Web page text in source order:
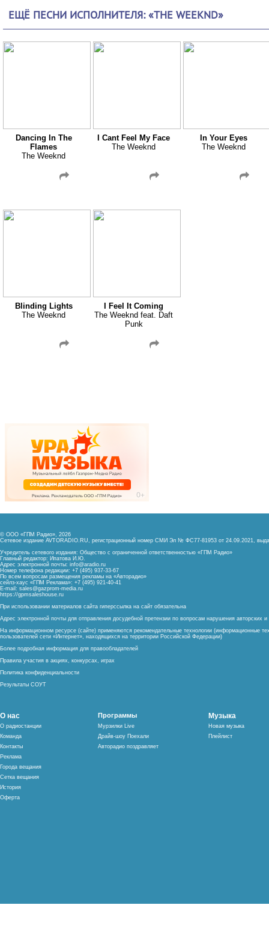
ЕЩЁ ПЕСНИ ИСПОЛНИТЕЛЯ: «THE WEEKND»
Dancing In The
Flames
The Weeknd
I Cant Feel My Face
The Weeknd
In Your Eyes
The Weeknd
Blinding Lights
The Weeknd
I Feel It Coming
The Weeknd feat. Daft
Punk
© ООО «ГПМ Радио», 2026
Сетевое издание AVTORADIO.RU, регистрационный номер СМИ Эл № ФС77-81953 от 24.09.2021,
Учредитель сетевого издания: Общество с ограниченной ответственностью «ГПМ Радио»
Главный редактор: Ипатова И.Ю.
Адрес электронной почты: info@aradio.ru
Номер телефона редакции: +7 (495) 937-33-67
По всем вопросам размещения рекламы на «Авторадио»
сейлз-хаус «ГПМ Реклама»: +7 (495) 921-40-41
E-mail: sales@gazprom-media.ru
https://gpmsaleshouse.ru
При использовании материалов сайта гиперссылка на сайт обязательна
Адрес электронной почты для отправления досудебной претензии по вопросам нарушения авторских
На информационном ресурсе (сайте) применяются рекомендательные технологии (информационные
пользователей сети «Интернет», находящихся на территории Российской Федерации)
Более подробная информация для правообладателей
Правила участия в акциях, конкурсах, играх
Политика конфиденциальности
Результаты СОУТ
О нас
О радиостанции
Команда
Контакты
Реклама
Города вещания
Сетка вещания
История
Оферта
Программы
Мурзилки Live
Драйв-шоу Поехали
Авторадио поздравляет
Музыка
Новая музыка
Плейлист